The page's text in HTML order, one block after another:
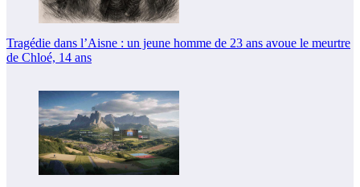
Tragédie dans l’Aisne : un jeune homme de 23 ans avoue le meurtre
de Chloé, 14 ans